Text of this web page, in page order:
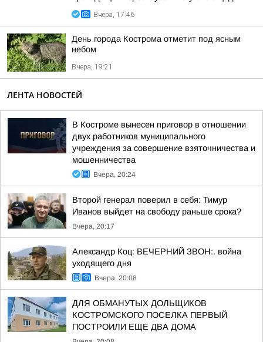
Вчера, 17:46
День города Кострома отметит под ясным
небом
Вчера, 19:21
ЛЕНТА НОВОСТЕЙ
В Костроме вынесен приговор в отношении
двух работников муниципального
учреждения за совершение взяточничества и
мошенничества
Вчера, 20:24
Второй генерал поверил в себя: Тимур
Иванов выйдет на свободу раньше срока?
Вчера, 20:17
Александр Коц: ВЕЧЕРНИЙ ЗВОН:. война
уходящего дня
Вчера, 20:08
ДЛЯ ОБМАНУТЫХ ДОЛЬЩИКОВ
КОСТРОМСКОГО ПОСЕЛКА ПЕРВЫЙ
ПОСТРОИЛИ ЕЩЕ ДВА ДОМА